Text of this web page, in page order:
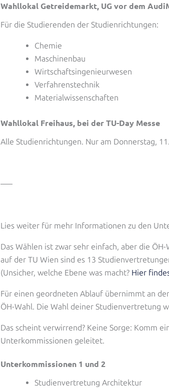
Wahllokal Getreidemarkt, UG vor dem
Für die Studierenden der Studienrichtungen:
Chemie
Maschinenbau
Wirtschaftsingenieurwesen
Verfahrenstechnik
Materialwissenschaften
Wahllokal Freihaus, bei der TU-Day Messe
Alle Studienrichtungen. Nur am Donnerstag,
—–
Lies weiter für mehr Informationen zu den
Das Wählen ist zwar sehr einfach, aber die
auf der TU Wien sind es 13
(Unsicher, welche Ebene was macht? Hier
Für einen geordneten Ablauf übernimmt an
ÖH-Wahl. Die Wahl deiner Studienvertretung
Das scheint verwirrend? Keine Sorge: Komm
Unterkommissionen geleitet.
Unterkommissionen 1 und 2
Studienvertretung Architektur